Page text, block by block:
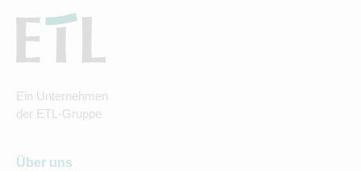
Ein Unternehmen
der ETL-Gruppe
Über uns